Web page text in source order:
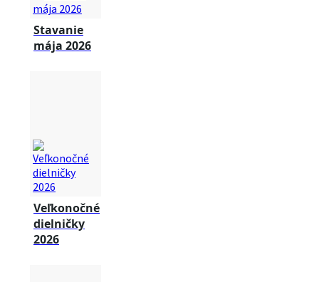
Stavanie
mája 2026
Veľkonočné
dielničky
2026